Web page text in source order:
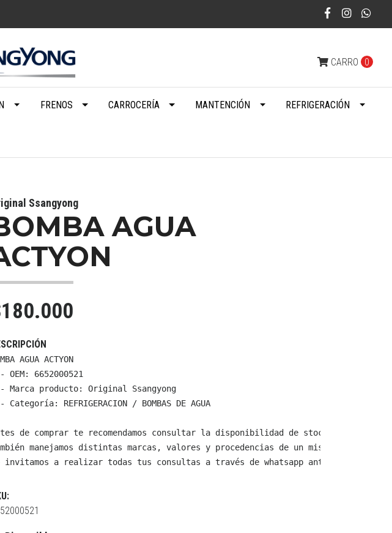
CARRO 0
FRENOS CARROCERÍA MANTENCIÓN REFRIGERACIÓN
Ssangyong
AGUA
AGUA ACTYON
OEM: 6652000521
Marca producto: Original Ssangyong
Categoría: REFRIGERACION / BOMBAS DE AGUA
de comprar te recomendamos consultar la disponibilidad de stock y
manejamos distintas marcas, valores y procedencias de un mismo producto.
invitamos a realizar todas tus consultas a través de whatsapp antes de